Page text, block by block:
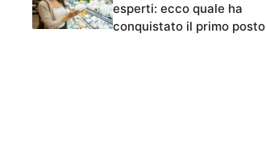
esperti: ecco quale ha
conquistato il primo posto